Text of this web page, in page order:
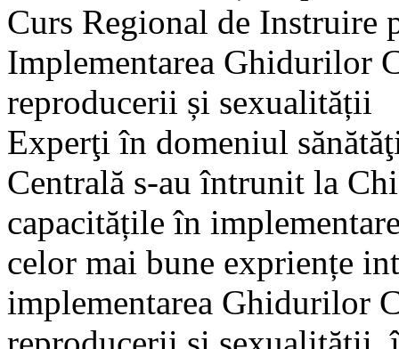
Curs Regional de Instruire
Implementarea Ghidurilor
reproducerii și sexualității
Experţi în domeniul
Centrală s-au întrunit la
capacitățile în
celor mai bune expriențe
implementarea Ghidurilor